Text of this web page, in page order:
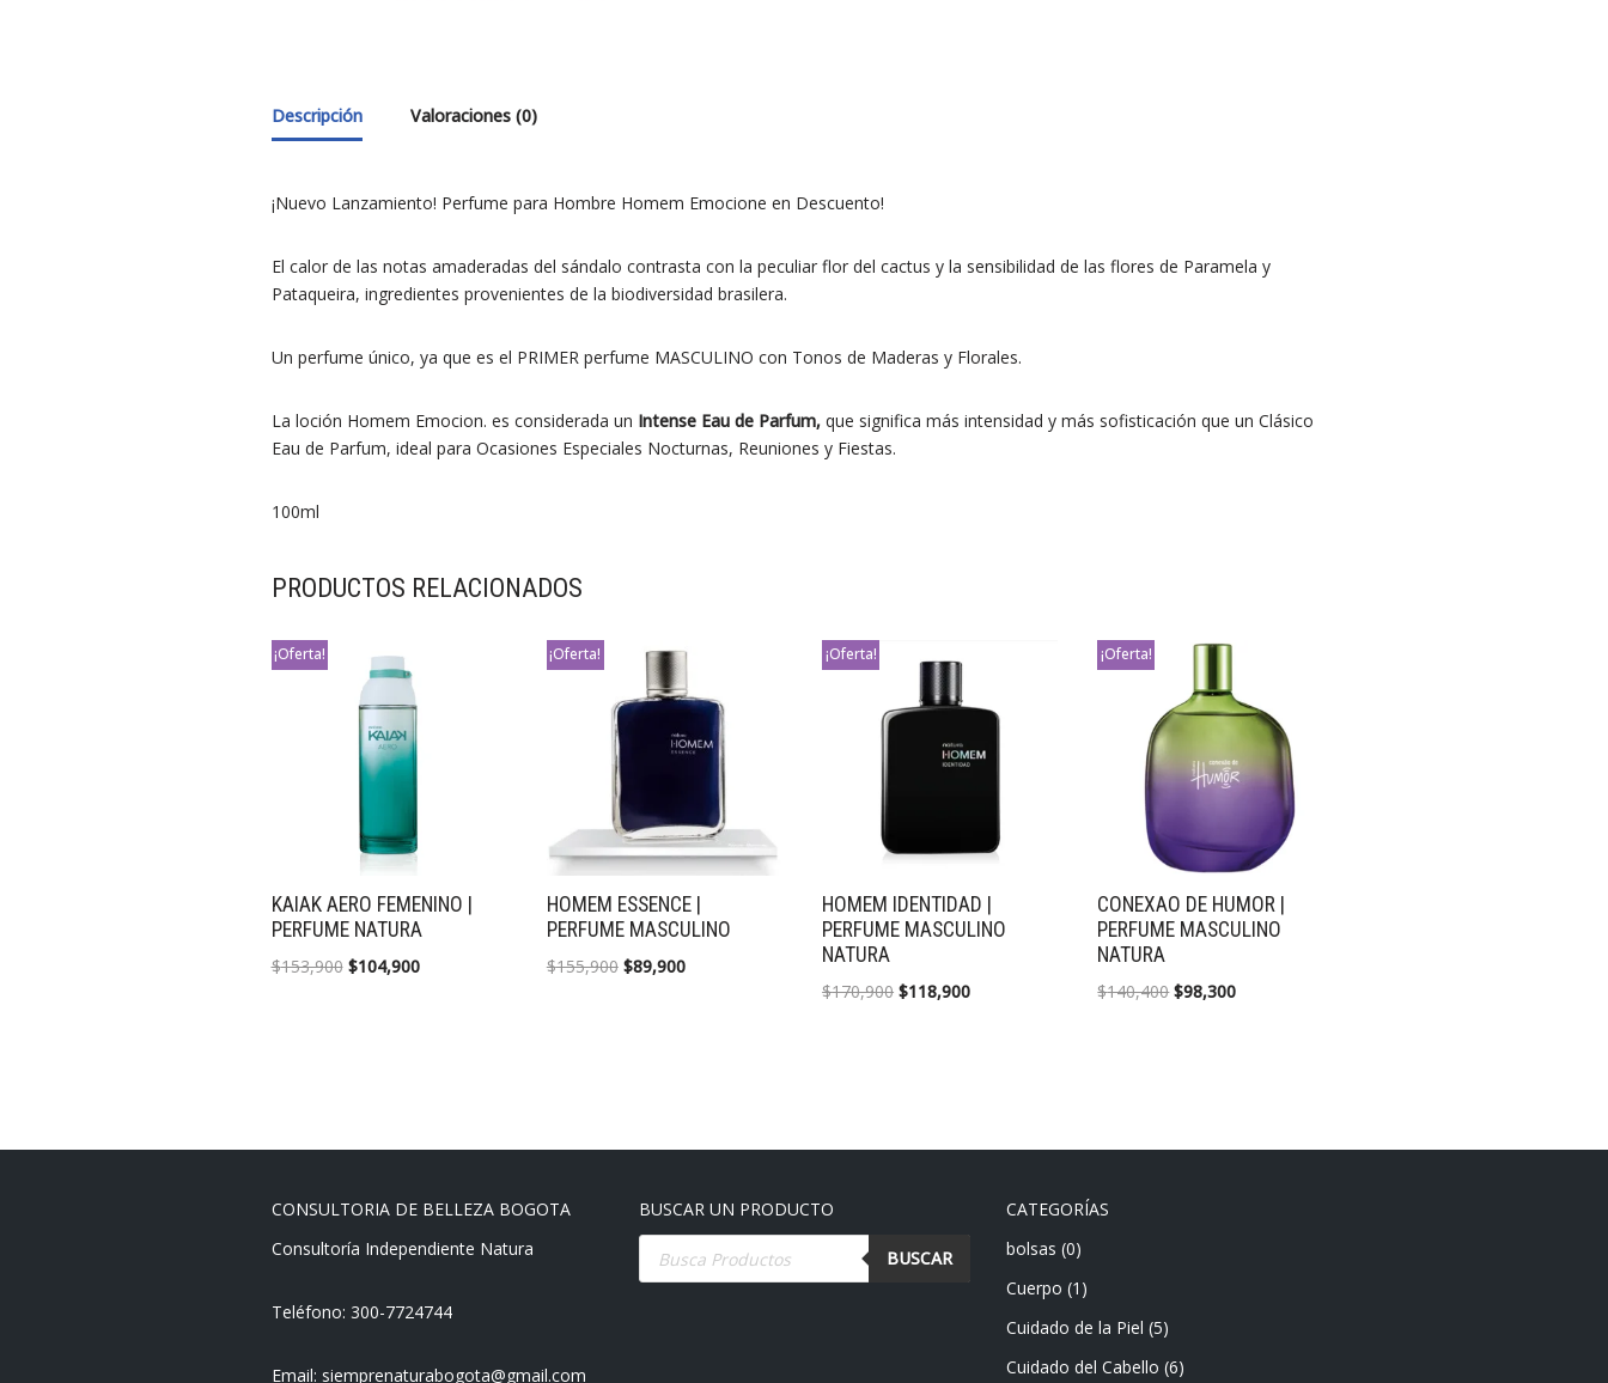
Descripción Valoraciones (0)
¡Nuevo Lanzamiento! Perfume para Hombre Homem Emocione en Descuento!
El calor de las notas amaderadas del sándalo contrasta con la peculiar flor del cactus y la sensibilidad de las flores de Paramela y
Pataqueira, ingredientes provenientes de la biodiversidad brasilera.
Un perfume único, ya que es el PRIMER perfume MASCULINO con Tonos de Maderas y Florales.
La loción Homem Emocion. es considerada un Intense Eau de Parfum, que significa más intensidad y más sofisticación que un Clásico
Eau de Parfum, ideal para Ocasiones Especiales Nocturnas, Reuniones y Fiestas.
100ml
PRODUCTOS RELACIONADOS
¡Oferta!
KAIAK AERO FEMENINO |
PERFUME NATURA
$153,900 $104,900
¡Oferta!
HOMEM ESSENCE |
PERFUME MASCULINO
$155,900 $89,900
¡Oferta!
HOMEM IDENTIDAD |
PERFUME MASCULINO
NATURA
$170,900 $118,900
¡Oferta!
CONEXAO DE HUMOR |
PERFUME MASCULINO
NATURA
$140,400 $98,300
CONSULTORIA DE BELLEZA BOGOTA
Consultoría Independiente Natura
Teléfono: 300-7724744
Email: siemprenaturabogota@gmail.com
BUSCAR UN PRODUCTO
BUSCAR
CATEGORÍAS
bolsas (0)
Cuerpo (1)
Cuidado de la Piel (5)
Cuidado del Cabello (6)